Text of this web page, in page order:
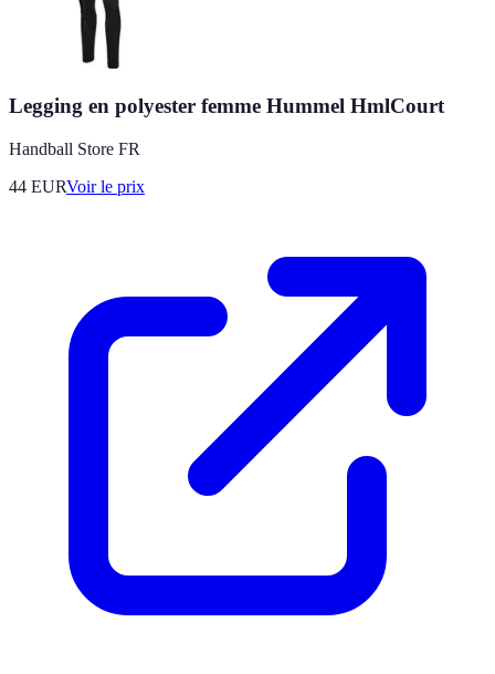
Legging en polyester femme Hummel HmlCourt
Handball Store FR
44 EURVoir le prix